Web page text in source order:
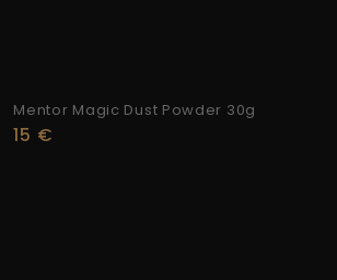
Mentor Magic Dust Powder 30g
15 €